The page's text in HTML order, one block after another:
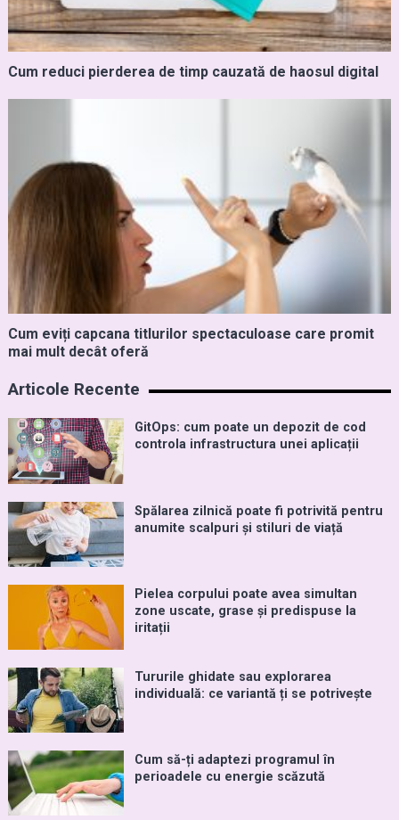
Cum reduci pierderea de timp cauzată de haosul digital
Cum eviți capcana titlurilor spectaculoase care promit
mai mult decât oferă
Articole Recente
GitOps: cum poate un depozit de cod
controla infrastructura unei aplicații
Spălarea zilnică poate fi potrivită pentru
anumite scalpuri și stiluri de viață
Pielea corpului poate avea simultan
zone uscate, grase și predispuse la
iritații
Tururile ghidate sau explorarea
individuală: ce variantă ți se potrivește
Cum să-ți adaptezi programul în
perioadele cu energie scăzută